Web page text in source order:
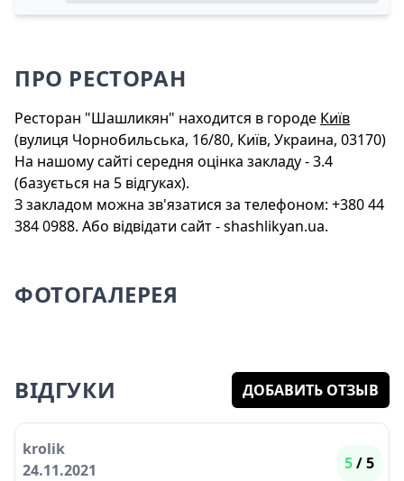
ПРО РЕСТОРАН
Ресторан "Шашликян" находится в городе Київ
(вулиця Чорнобильська, 16/80, Київ, Украина, 03170)
На нашому сайті середня оцінка закладу - 3.4
(базується на 5 відгуках).
З закладом можна зв'язатися за телефоном: +380 44
384 0988. Або відвідати сайт - shashlikyan.ua.
ФОТОГАЛЕРЕЯ
ВІДГУКИ ДОБАВИТЬ ОТЗЫВ
krolik
24.11.2021
5/ 5